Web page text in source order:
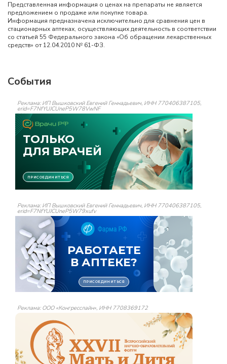
Представленная информация о ценах на препараты не является
предложением о продаже или покупке товара.
Информация предназначена исключительно для сравнения цен в
стационарных аптеках, осуществляющих деятельность в соответствии
со статьей 55 Федерального закона «Об обращении лекарственных
средств» от 12.04.2010 № 61-ФЗ.
События
Реклама: ИП Вышковский Евгений Геннадьевич, ИНН 770406387105,
erid=F7NfYUJCUneP5W78VwNF
Реклама: ИП Вышковский Евгений Геннадьевич, ИНН 770406387105,
erid=F7NfYUJCUneP5W79xufv
Реклама: ООО «Конгресслайн», ИНН 7708369172